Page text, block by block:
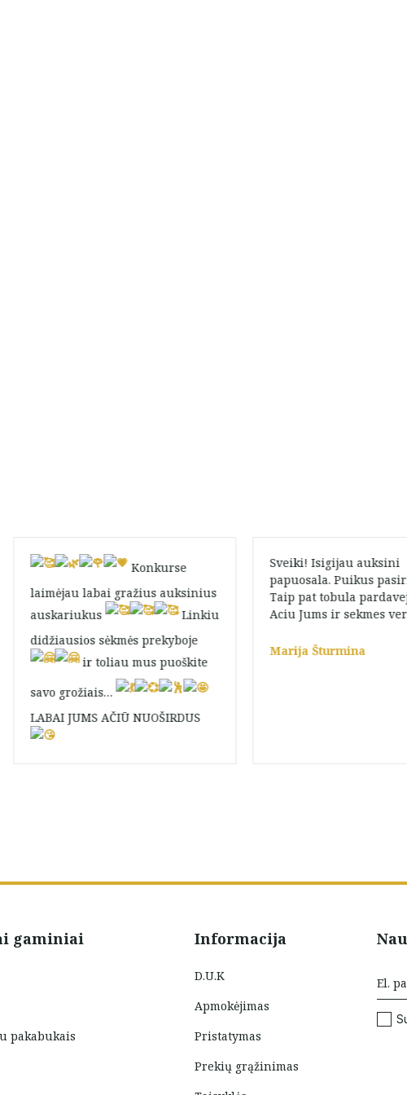
Konkurse
laimėjau labai gražius auksinius
auskariukus
Linkiu
didžiausios sėkmės prekyboje
ir toliau mus puoškite
savo grožiais…
LABAI JUMS AČIŪ NUOŠIRDUS
Sveiki! Isigijau auksini
papuosala. Puikus
Taip pat tobula
Aciu Jums ir sekmes
Marija Šturmina
gaminiai
pakabukais
Informacija
D.U.K
Apmokėjimas
Pristatymas
Prekių grąžinimas